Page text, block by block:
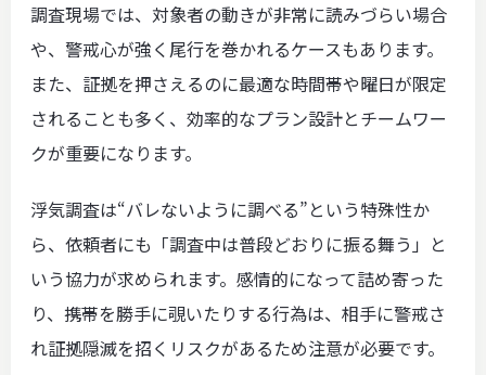
調査現場では、対象者の動きが非常に読みづらい場合
や、警戒心が強く尾行を巻かれるケースもあります。
また、証拠を押さえるのに最適な時間帯や曜日が限定
されることも多く、効率的なプラン設計とチームワー
クが重要になります。
浮気調査は“バレないように調べる”という特殊性か
ら、依頼者にも「調査中は普段どおりに振る舞う」と
いう協力が求められます。感情的になって詰め寄った
り、携帯を勝手に覗いたりする行為は、相手に警戒さ
れ証拠隠滅を招くリスクがあるため注意が必要です。